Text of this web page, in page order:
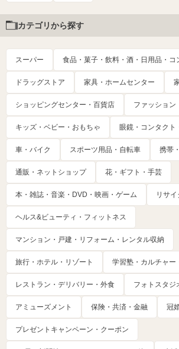
カテゴリから探す
スーパー 食品・菓子・飲料・酒・日用品・コ
ドラッグストア 家具・ホームセンター
ショッピングセンター・百貨店 ファッション
キッズ・ベビー・おもちゃ 眼鏡・コンタクト
車・バイク スポーツ用品・自転車 携帯
通販・ネットショップ 花・ギフト・手芸
本・雑誌・音楽・DVD・映画・ゲーム リサ
ヘルス&ビューティ・フィットネス
マンション・戸建・リフォーム・レンタル収納
旅行・ホテル・リゾート 学習塾・カルチャー
レストラン・デリバリー・外食 フォトスタジ
アミューズメント 保険・共済・金融 冠
プレゼントキャンペーン・クーポン